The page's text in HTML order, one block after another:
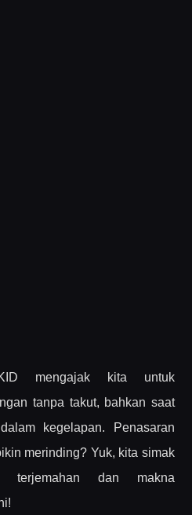
mengajak kita untuk
tanpa takut, bahkan saat
kegelapan. Penasaran
merinding? Yuk, kita simak
terjemahan dan makna